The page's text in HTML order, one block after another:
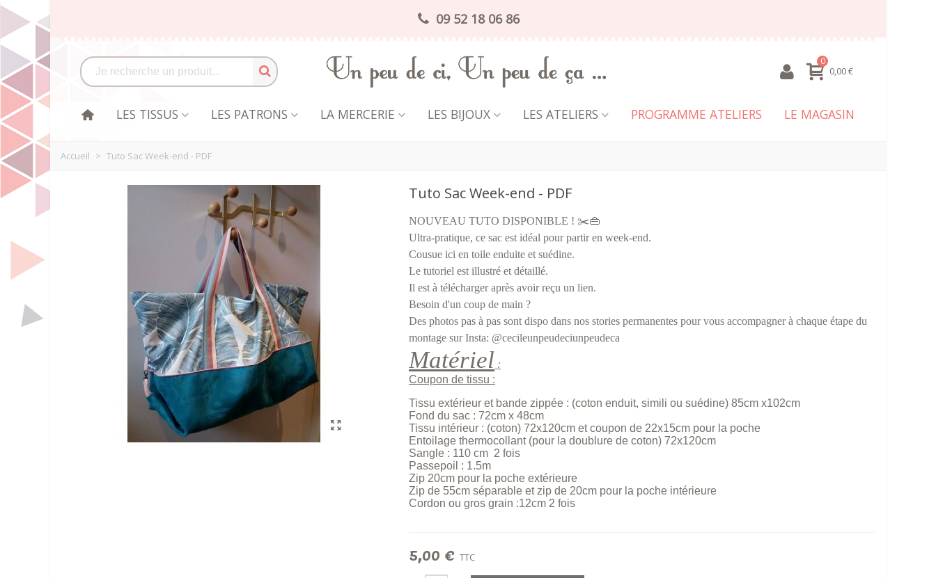
09 52 18 06 86
0
0,00 €
LES TISSUS LES PATRONS LA MERCERIE LES BIJOUX LES ATELIERS PROGRAMME ATELIERS LE MAGASIN
Accueil > Tuto Sac Week-end - PDF
Tuto Sac Week-end - PDF
NOUVEAU TUTO DISPONIBLE ! ✂️👜
Ultra-pratique, ce sac est idéal pour partir en week-end.
Cousue ici en toile enduite et suédine.
Le tutoriel est illustré et détaillé.
Il est à télécharger après avoir reçu un lien.
Besoin d'un coup de main ?
Des photos pas à pas sont dispo dans nos stories permanentes pour vous accompagner à chaque étape du
montage sur Insta: @cecileunpeudeciunpeudeca
Matériel :
Coupon de tissu :
Tissu extérieur et bande zippée : (coton enduit, simili ou suédine) 85cm x102cm
Fond du sac : 72cm x 48cm
Tissu intérieur : (coton) 72x120cm et coupon de 22x15cm pour la poche
Entoilage thermocollant (pour la doublure de coton) 72x120cm
Sangle : 110 cm 2 fois
Passepoil : 1.5m
Zip 20cm pour la poche extérieure
Zip de 55cm séparable et zip de 20cm pour la poche intérieure
Cordon ou gros grain :12cm 2 fois
5,00 € TTC